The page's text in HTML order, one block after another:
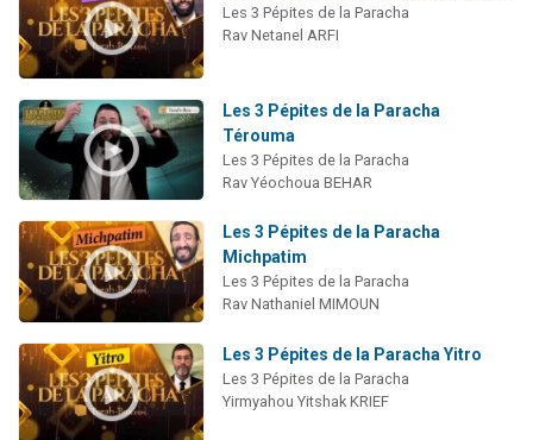
Les 3 Pépites de la Paracha
Rav Netanel ARFI
Les 3 Pépites de la Paracha
Térouma
Les 3 Pépites de la Paracha
Rav Yéochoua BEHAR
Les 3 Pépites de la Paracha
Michpatim
Les 3 Pépites de la Paracha
Rav Nathaniel MIMOUN
Les 3 Pépites de la Paracha Yitro
Les 3 Pépites de la Paracha
Yirmyahou Yitshak KRIEF